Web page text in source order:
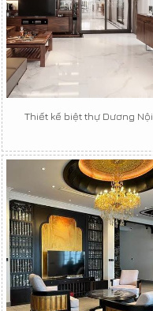
Thiết kế biệt thự Dương Nội